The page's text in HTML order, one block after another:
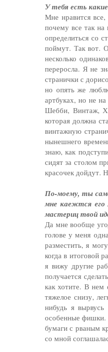
У тебя есть
Мне нравится
почему все так на
определиться со
поймут. Так вот.
несколько
переросла. Я не
странички с
но опять же
артбуках, но не
Шебби, Винтаж,
которая должна
винтажную
нынешнего
знаю, как
сидят за столом
красочек дойдут.
По-моему, ты
мне каежтся его
мастериц твой
Да мне вообще
голове у меня
разместить, я
когда в итоговой
я вижу другие
получается
как хотите. В нем
тяжелое снизу,
нибудь я
особенные фишки.
бумаги с рваным
со мной